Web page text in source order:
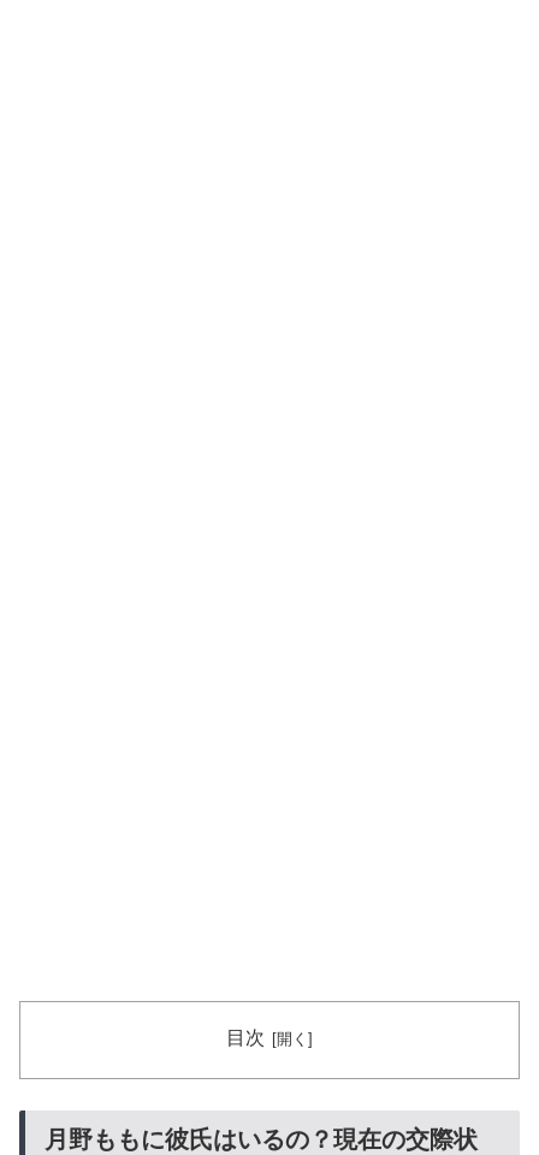
目次
月野ももに彼氏はいるの？現在の交際状